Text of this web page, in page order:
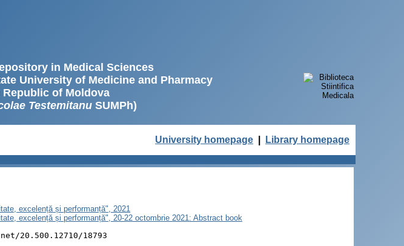
in Medical Sciences
University of Medicine and Pharmacy
Republic of Moldova
TestemitanuSUMPh)
University homepage Library homepage
excelență și performanță", 2021
excelență și performanță", 20-22 octombrie 2021: Abstract book
20.500.12710/18793